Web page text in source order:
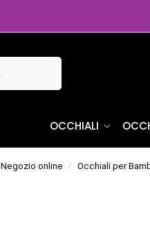
OCCHIALI
Negozio online / Occhiali per